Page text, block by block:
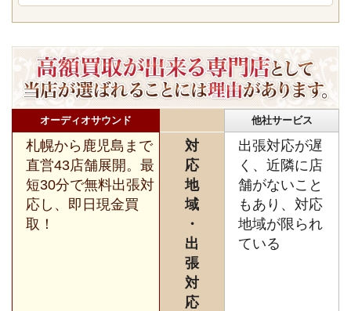
オーディオサウンド 他社サービス
札幌から鹿児島まで
直営43店舗展開。最
短30分で無料出張対
応し、即日現金買
取！
対
応
地
域
・
出
張
対
応
出張対応が遅
く、近隣に店
舗がないこと
もあり、対応
地域が限られ
ている